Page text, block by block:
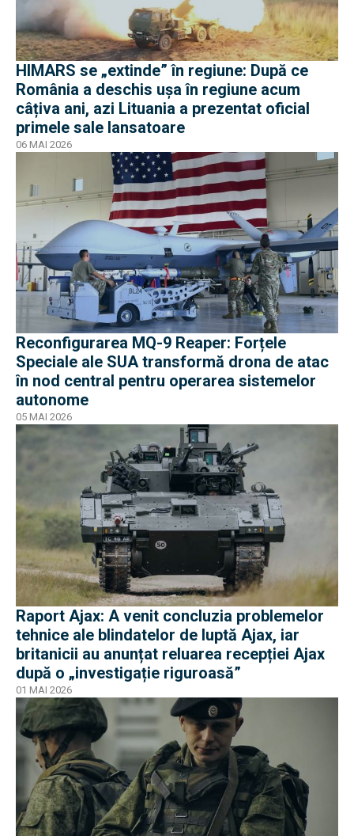
HIMARS se „extinde” în regiune: După ce
România a deschis ușa în regiune acum
câțiva ani, azi Lituania a prezentat oficial
primele sale lansatoare
06 MAI 2026
Reconfigurarea MQ-9 Reaper: Forțele
Speciale ale SUA transformă drona de atac
în nod central pentru operarea sistemelor
autonome
05 MAI 2026
Raport Ajax: A venit concluzia problemelor
tehnice ale blindatelor de luptă Ajax, iar
britanicii au anunțat reluarea recepției Ajax
după o „investigație riguroasă”
01 MAI 2026